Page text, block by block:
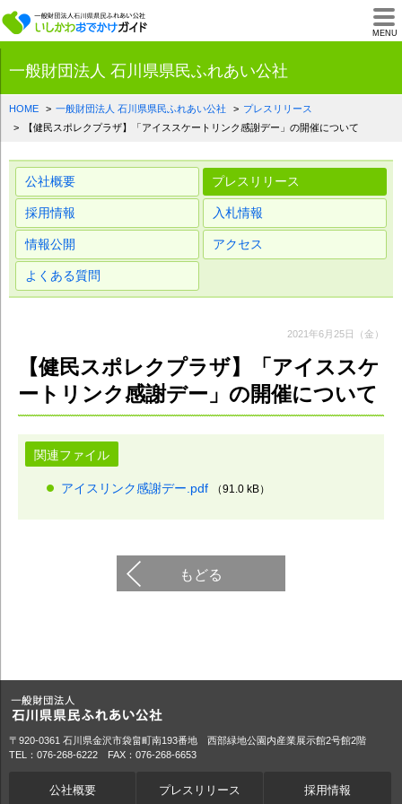
MENU
一般財団法人石川
一般財団法人 石川県県民ふれあい公社
HOME 一般財団法人 石川県県民ふれあい公社
プレスリリース
【健民スポレクプラザ】「アイススケートリンク感謝デー」の開催について
公社概要 プレスリリース
採用情報 入札情報
情報公開 アクセス
よくある質問
2021年6月25日（金）
【健民スポレクプラザ】「アイススケ
ートリンク感謝デー」の開催について
関連ファイル
アイスリンク感謝デー.pdf （91.0 kB）
もどる
〒920-0361 石川県金沢市袋畠町南193番地 西部緑地公園内産業展示館2号館2階
TEL：076-268-6222 FAX：076-268-6653
公社概要 プレスリリース 採用情報